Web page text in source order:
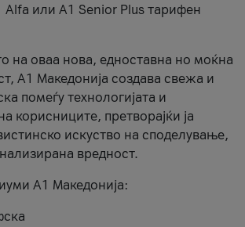
Alfa или A1 Senior Plus тарифен
на оваа нова, едноставна но моќна
А1 Македонија создава свежа и
помеѓу технологијата и
корисниците, претворајќи ја
искуство на споделување,
вредност.
А1 Македонија: